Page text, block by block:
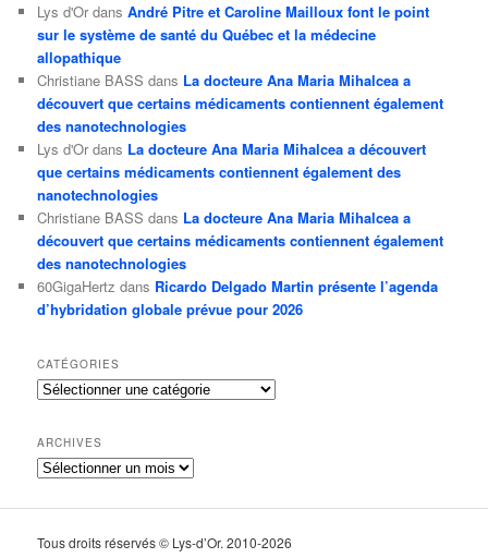
Lys d'Or dansAndré Pitre et Caroline Mailloux font le point
sur le système de santé du Québec et la médecine
allopathique
Christiane BASS dans La docteure Ana Maria Mihalcea a
découvert que certains médicaments contiennent également
des nanotechnologies
Lys d'Or dans La docteure Ana Maria Mihalcea a découvert
que certains médicaments contiennent également des
nanotechnologies
Christiane BASS dans La docteure Ana Maria Mihalcea a
découvert que certains médicaments contiennent également
des nanotechnologies
60GigaHertz dans Ricardo Delgado Martin présente l’agenda
d’hybridation globale prévue pour 2026
CATÉGORIES
Catégories
ARCHIVES
Archives
Tous droits réservés © Lys-d’Or. 2010-2026